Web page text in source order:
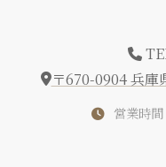
〒670-0904 兵庫
営業時